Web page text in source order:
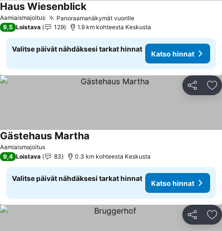
Aamiaismajoitus Panoraamanäkymät vuorilleKatso hinnat
Haus WiesenblickKatso hinnat
9,5 Loistava 129 1.9 km kohteesta Keskusta
Valitse päivät nähdäksesi tarkat hinnat
Katso hinnat
Jaa
Aamiaismajoitus
Gästehaus Martha
9,4 Loistava 83 0.3 km kohteesta Keskusta
Valitse päivät nähdäksesi tarkat hinnat
Katso hinnat
Jaa